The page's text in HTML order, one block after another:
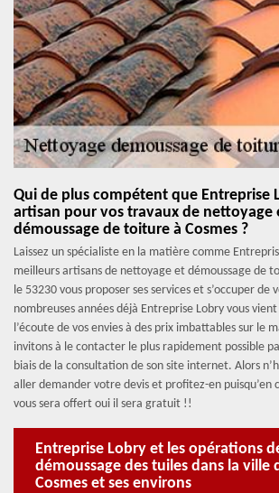
Qui de plus compétent que Entreprise
artisan pour vos travaux de nettoyage
démoussage de toiture à Cosmes ?
Laissez un spécialiste en la matière comme
meilleurs artisans de nettoyage et démoussage de
le 53230 vous proposer ses services et s’occuper de
nombreuses années déjà Entreprise Lobry vous
l’écoute de vos envies à des prix imbattables sur le
invitons à le contacter le plus rapidement possible
biais de la consultation de son site internet. Alors
aller demander votre devis et profitez-en puisqu’en
vous sera offert oui il sera gratuit !!
Entreprise Lobry et les opérations
démoussage des tuiles dans la ville
Cosmes et ses environs